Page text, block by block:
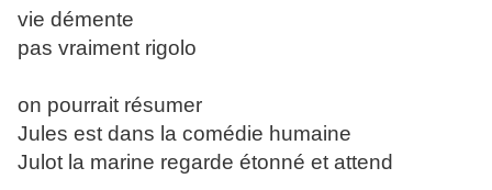
vie démente
pas vraiment rigolo
on pourrait résumer
Jules est dans la comédie humaine
Julot la marine regarde étonné et attend